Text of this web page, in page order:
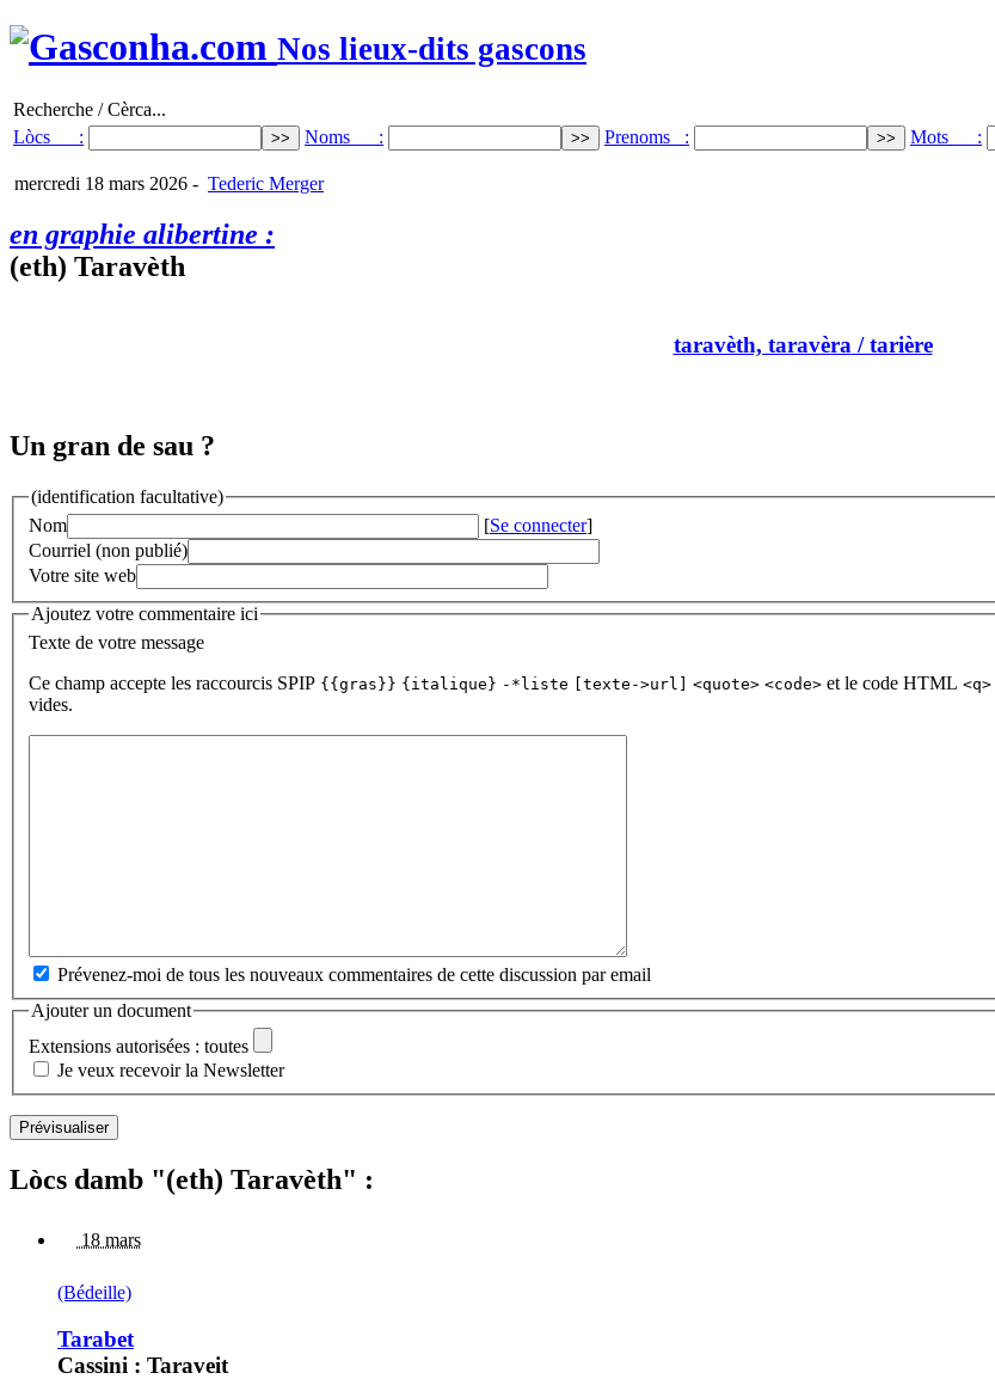
Nos lieux-dits gascons
Recherche / Cèrca...
Lòcs :
Noms : Prenoms : Mots :
mercredi 18 mars 2026 - Tederic Merger
en graphie alibertine :
(eth) Taravèth
taravèth, taravèra/ tarière
Un gran de sau ?
(identification facultative)
Nom
[Se connecter]
Courriel (non publié)
Votre site web
Ajoutez votre commentaire ici
Texte de votre message
Ce champ accepte les raccourcis SPIP {{gras}} {italique} -*liste [texte->url] <quote> <code> et le code HTML <q>
vides.
Prévenez-moi de tous les nouveaux commentaires de cette discussion par email
Ajouter un document
Extensions autorisées : toutes
Je veux recevoir la Newsletter
Lòcs damb "(eth) Taravèth" :
18 mars
(Bédeille)
Tarabet
Cassini : Taraveit